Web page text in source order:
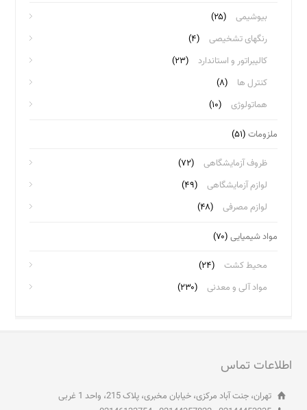
بیوشیمی
(۲۵)
رنگهای تشخیصی
(۴)
کالیبراتور و استاندارد
(۲۳)
کنترل ها
(۸)
هماتولوژی
(۱۰)
ملزومات (۵۱)
ظروف آزمایشگاهی
(۷۲)
لوازم آزمایشگاهی
(۴۹)
لوازم مصرفی
(۴۸)
مواد شیمیایی (۷۰)
محیط کشت
(۲۴)
مواد آلی و معدنی
(۲۳۰)
اطلاعات تماس
تهران، جنت آباد مرکزی، خیابان مخبری، پلاک 215، واحد 1 غربی